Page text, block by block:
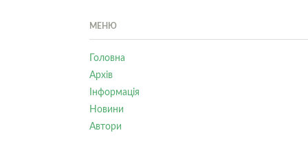
МЕНЮ
Головна
Архів
Інформація
Новини
Автори